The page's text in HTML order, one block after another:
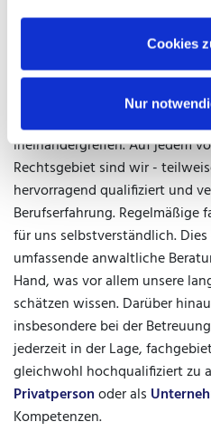
Impressum.
Cookies
Nur
Wir sind eine Kanzlei, die sich
beschränkt, sondern wir
breiteres Spektrum
verschiedenen
ineinandergreifen. Auf jedem
Rechtsgebiet sind wir -
hervorragend qualifiziert und
Berufserfahrung.
für uns selbstverständlich.
umfassende anwaltliche
Hand, was vor allem unsere
schätzen wissen. Darüber
insbesondere bei der
jederzeit in der Lage,
gleichwohl hochqualifiziert zu
Privatpersonoder als
Kompetenzen.